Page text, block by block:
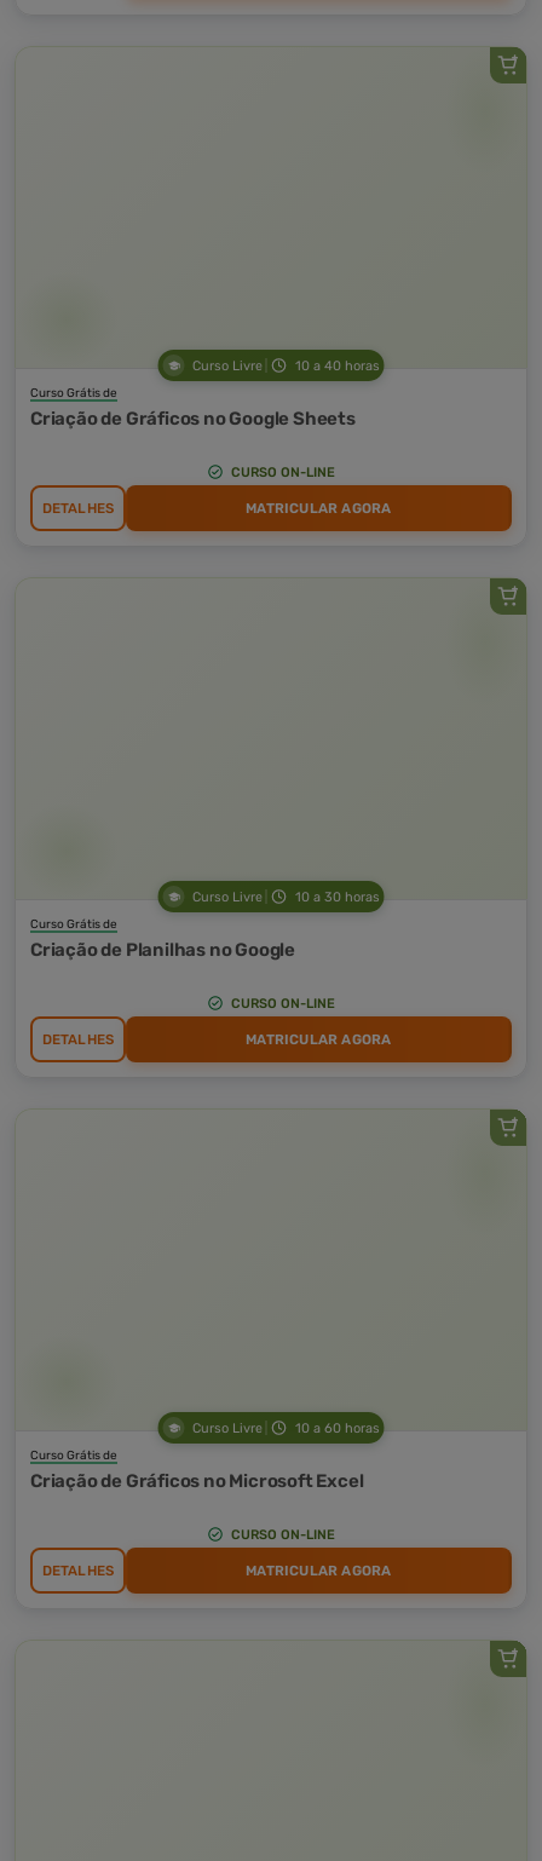
Curso Livre 10 a 40 horas
Curso Grátis de
Criação de Gráficos no Google Sheets
CURSO ON-LINE
DETALHES MATRICULAR AGORA
Curso Livre 10 a 30 horas
Curso Grátis de
Criação de Planilhas no Google
CURSO ON-LINE
DETALHES MATRICULAR AGORA
Curso Livre 10 a 60 horas
Curso Grátis de
Criação de Gráficos no Microsoft Excel
CURSO ON-LINE
DETALHES MATRICULAR AGORA